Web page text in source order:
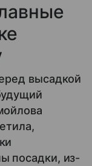
высадкой
посадки, из-